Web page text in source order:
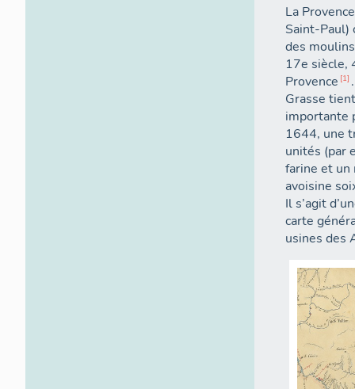
La
Saint-Paul)
des
17e siècle,
Provence 1
Grasse
importante
1644, une
unités (par
farine et un
avoisine
Il s’agit
carte
usines des